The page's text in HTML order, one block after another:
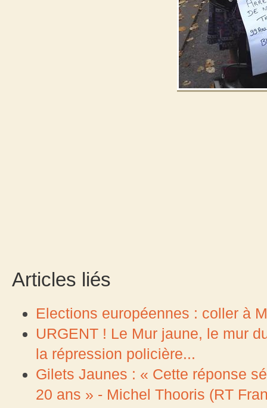
Articles liés
Elections européennes : coller à
URGENT ! Le Mur jaune, le mur
la répression policière...
Gilets Jaunes : « Cette réponse
20 ans » - Michel Thooris (RT